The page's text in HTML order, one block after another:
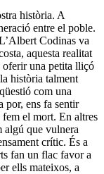
història. A
entre el poble.
Codinas va
aquesta realitat
oferir una petita lliçó
història talment
com una
por, ens fa sentir
el mort. En altres
algú que vulnera
crític. És a
fan un flac favor a
ells mateixos, a